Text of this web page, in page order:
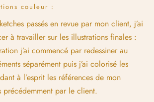
j’ai procédé à tâton car on ne peut jamais
en phase avec les envies de son client.
envois et très peu de modifications, j’ai
pour être dans les temps. Les